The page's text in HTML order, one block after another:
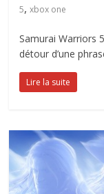
5,xbox one
Samurai Warriors
détour d’une
Lire la suite